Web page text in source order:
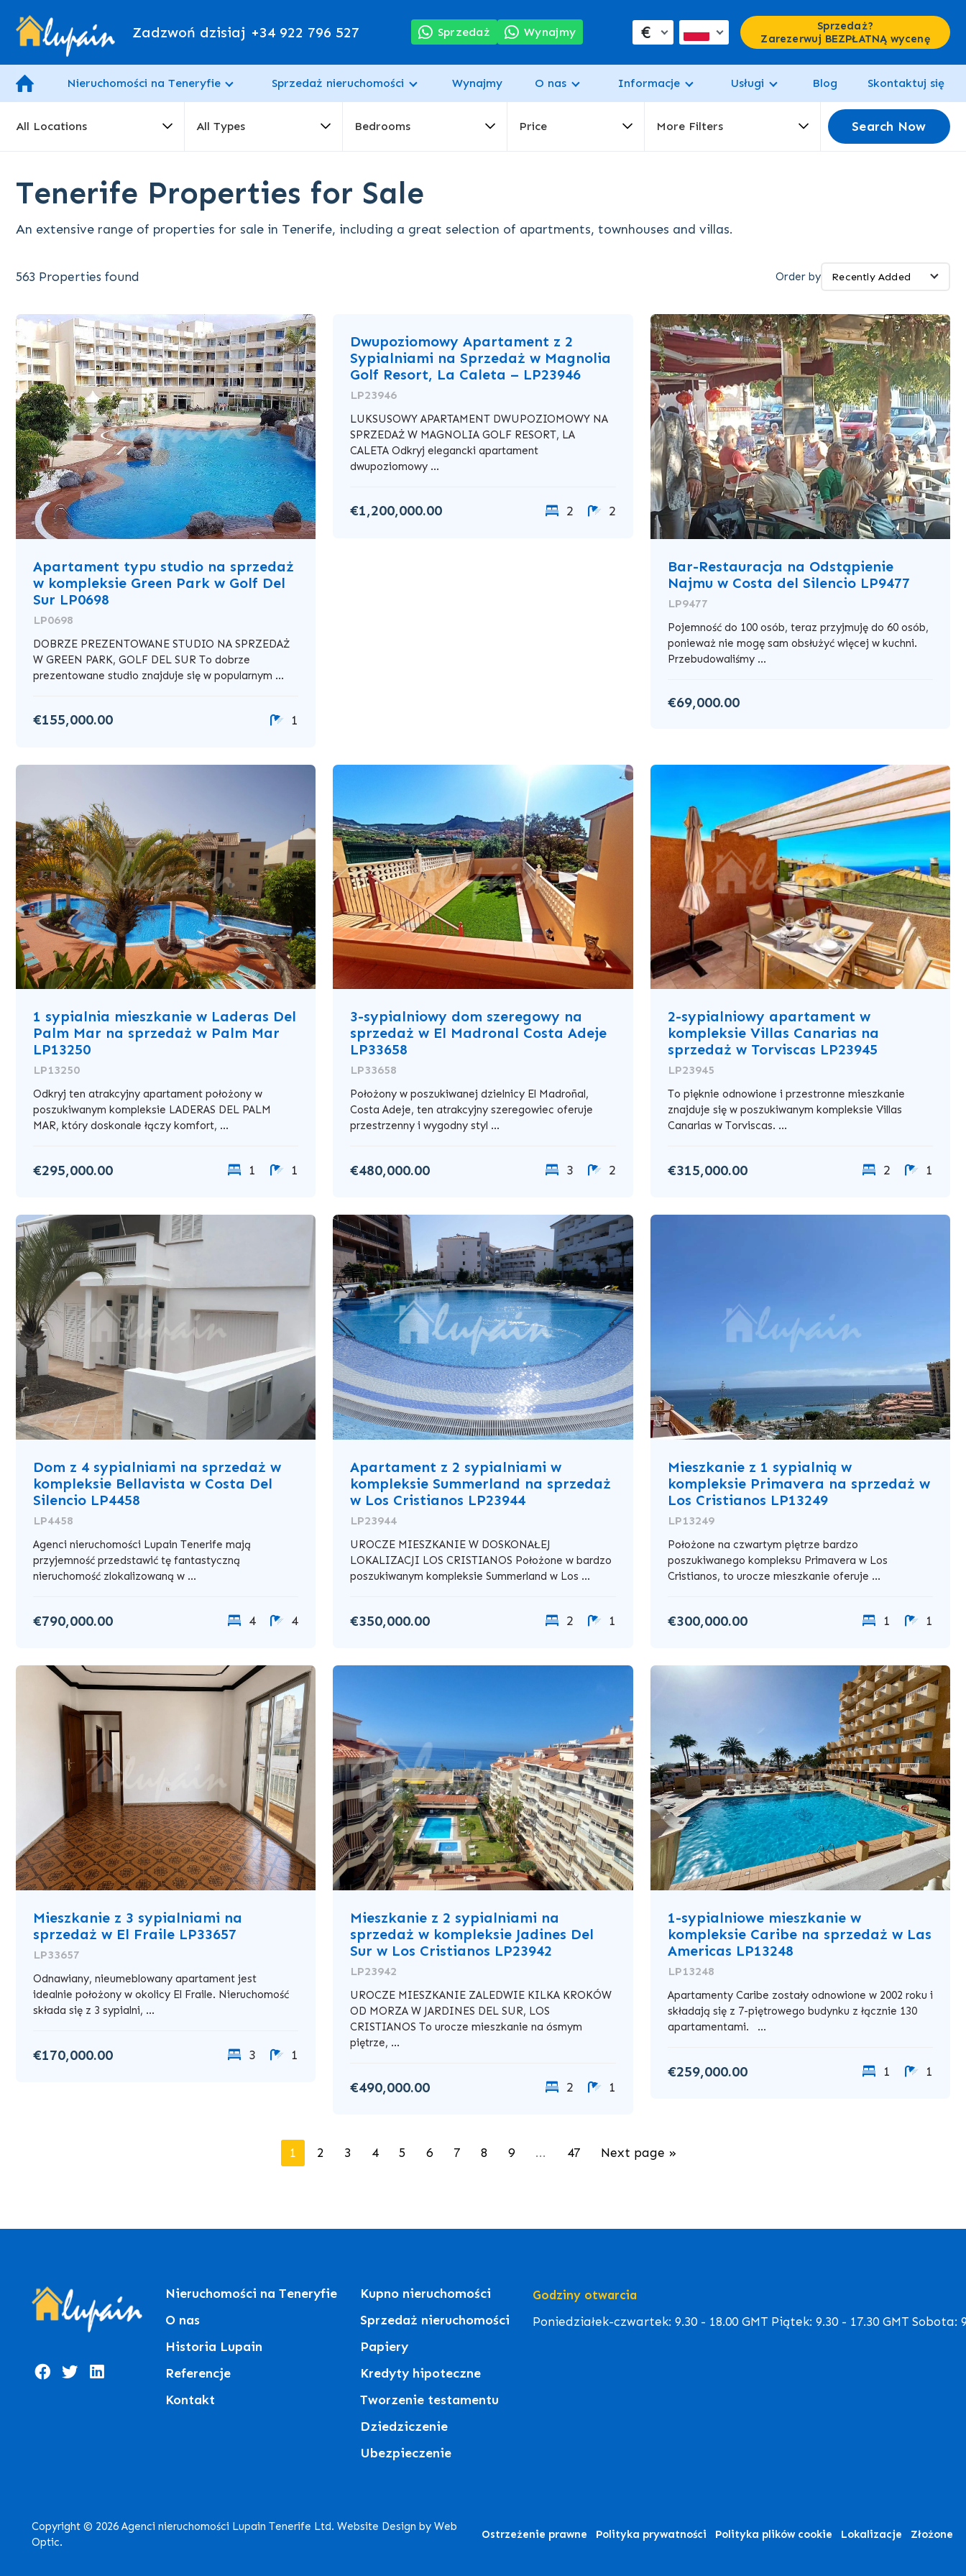
Zadzwoń dzisiaj +34 922 796 527 Sprzedaż Wynajmy €
Sprzedaż?
Zarezerwuj BEZPŁATNĄ wycenę
Nieruchomości na Teneryfie Sprzedaż nieruchomości Wynajmy O nas Informacje Usługi Blog Skontaktuj się
All Locations All Types Bedrooms Price More Filters Search Now
Tenerife Properties for Sale
An extensive range of properties for sale in Tenerife, including a great selection of apartments, townhouses and villas.
563 Properties found Order by
Apartament typu studio na sprzedaż
w kompleksie Green Park w Golf Del
Sur LP0698
LP0698
DOBRZE PREZENTOWANE STUDIO NA SPRZEDAŻ
W GREEN PARK, GOLF DEL SUR To dobrze
prezentowane studio znajduje się w popularnym ...
€155,000.00 1
Dwupoziomowy Apartament z 2
Sypialniami na Sprzedaż w Magnolia
Golf Resort, La Caleta – LP23946
LP23946
LUKSUSOWY APARTAMENT DWUPOZIOMOWY NA
SPRZEDAŻ W MAGNOLIA GOLF RESORT, LA
CALETA Odkryj elegancki apartament
dwupoziomowy ...
€1,200,000.00 2 2
Bar-Restauracja na Odstąpienie
Najmu w Costa del Silencio LP9477
LP9477
Pojemność do 100 osób, teraz przyjmuję do 60 osób,
ponieważ nie mogę sam obsłużyć więcej w kuchni.
Przebudowaliśmy ...
€69,000.00
1 sypialnia mieszkanie w Laderas Del
Palm Mar na sprzedaż w Palm Mar
LP13250
LP13250
Odkryj ten atrakcyjny apartament położony w
poszukiwanym kompleksie LADERAS DEL PALM
MAR, który doskonale łączy komfort, ...
€295,000.00 1 1
3-sypialniowy dom szeregowy na
sprzedaż w El Madronal Costa Adeje
LP33658
LP33658
Położony w poszukiwanej dzielnicy El Madroñal,
Costa Adeje, ten atrakcyjny szeregowiec oferuje
przestrzenny i wygodny styl ...
€480,000.00 3 2
2-sypialniowy apartament w
kompleksie Villas Canarias na
sprzedaż w Torviscas LP23945
LP23945
To pięknie odnowione i przestronne mieszkanie
znajduje się w poszukiwanym kompleksie Villas
Canarias w Torviscas. ...
€315,000.00 2 1
Dom z 4 sypialniami na sprzedaż w
kompleksie Bellavista w Costa Del
Silencio LP4458
LP4458
Agenci nieruchomości Lupain Tenerife mają
przyjemność przedstawić tę fantastyczną
nieruchomość zlokalizowaną w ...
€790,000.00 4 4
Apartament z 2 sypialniami w
kompleksie Summerland na sprzedaż
w Los Cristianos LP23944
LP23944
UROCZE MIESZKANIE W DOSKONAŁEJ
LOKALIZACJI LOS CRISTIANOS Położone w bardzo
poszukiwanym kompleksie Summerland w Los ...
€350,000.00 2 1
Mieszkanie z 1 sypialnią w
kompleksie Primavera na sprzedaż w
Los Cristianos LP13249
LP13249
Położone na czwartym piętrze bardzo
poszukiwanego kompleksu Primavera w Los
Cristianos, to urocze mieszkanie oferuje ...
€300,000.00 1 1
Mieszkanie z 3 sypialniami na
sprzedaż w El Fraile LP33657
LP33657
Odnawiany, nieumeblowany apartament jest
idealnie położony w okolicy El Fraile. Nieruchomość
składa się z 3 sypialni, ...
€170,000.00 3 1
Mieszkanie z 2 sypialniami na
sprzedaż w kompleksie Jadines Del
Sur w Los Cristianos LP23942
LP23942
UROCZE MIESZKANIE ZALEDWIE KILKA KROKÓW
OD MORZA W JARDINES DEL SUR, LOS
CRISTIANOS To urocze mieszkanie na ósmym
piętrze, ...
€490,000.00 2 1
1-sypialniowe mieszkanie w
kompleksie Caribe na sprzedaż w Las
Americas LP13248
LP13248
Apartamenty Caribe zostały odnowione w 2002 roku i
składają się z 7-piętrowego budynku z łącznie 130
apartamentami. ...
€259,000.00 1 1
1 2 3 4 5 6 7 8 9 ... 47 Next page »
Nieruchomości na Teneryfie
O nas
Historia Lupain
Referencje
Kontakt
Kupno nieruchomości
Sprzedaż nieruchomości
Papiery
Kredyty hipoteczne
Tworzenie testamentu
Dziedziczenie
Ubezpieczenie
Godziny otwarcia
Poniedziałek-czwartek: 9.30 - 18.00 GMT Piątek: 9.30 - 17.30 GMT Sobota:
Copyright © 2026 Agenci nieruchomości Lupain Tenerife Ltd. Website Design by Web
Optic.
Ostrzeżenie prawne Polityka prywatności Polityka plików cookie Lokalizacje Złożone